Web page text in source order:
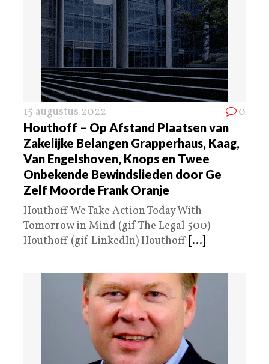
15 augustus 2022 0
Houthoff – Op Afstand Plaatsen van
Zakelijke Belangen Grapperhaus, Kaag,
Van Engelshoven, Knops en Twee
Onbekende Bewindslieden door Ge
Zelf Moorde Frank Oranje
Houthoff We Take Action Today With
Tomorrow in Mind (gif The Legal 500)
Houthoff (gif LinkedIn) Houthoff [...]